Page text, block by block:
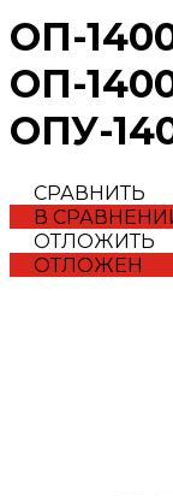
ОП-
ОП-
ОПУ-
СРАВНИТЬ
В
ОТЛОЖИТЬ
ОТЛОЖЕН